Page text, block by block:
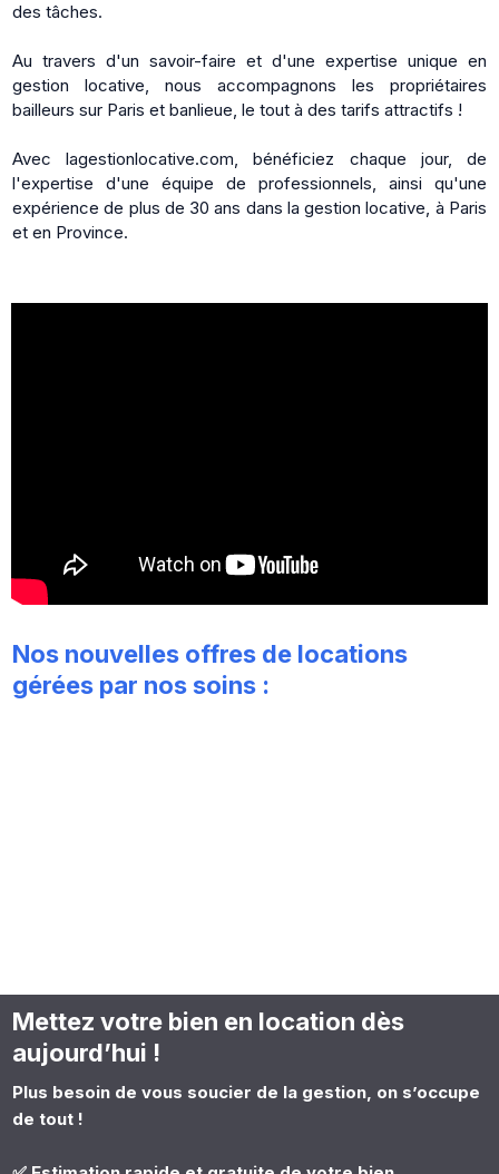
des tâches.
Au travers d'un savoir-faire et d'une expertise unique en
gestion locative, nous accompagnons les propriétaires
bailleurs sur Paris et banlieue, le tout à des tarifs attractifs !
Avec lagestionlocative.com, bénéficiez chaque jour, de
l'expertise d'une équipe de professionnels, ainsi qu'une
expérience de plus de 30 ans dans la gestion locative, à Paris
et en Province.
Nos nouvelles offres de locations
gérées par nos soins :
Mettez votre bien en location dès
aujourd’hui !
Plus besoin de vous soucier de la gestion, on s’occupe
de tout !